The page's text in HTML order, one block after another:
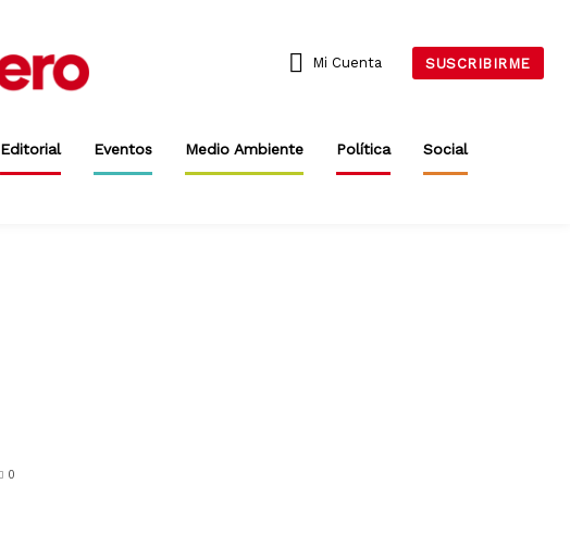
Mi Cuenta SUSCRIBIRME
Editorial Eventos Medio Ambiente Política Social
0